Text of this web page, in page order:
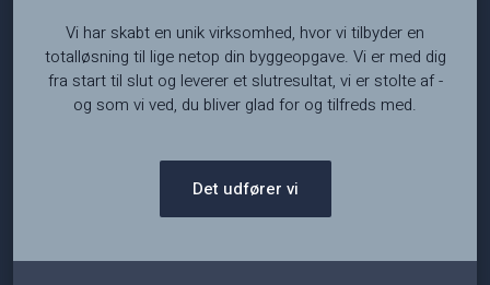
Vi har skabt en unik virksomhed, hvor vi tilbyder en
totalløsning til lige netop din byggeopgave. Vi er med dig
fra start til slut og leverer et slutresultat, vi er stolte af -
og som vi ved, du bliver glad for og tilfreds med.
Det udfører vi